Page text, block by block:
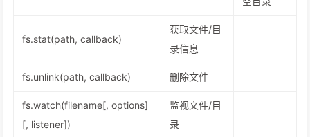
fs.stat(path, callback)
获取文件/目
录信息
fs.unlink(path, callback) 删除文件
fs.watch(filename[, options]
[, listener])
监视文件/目
录